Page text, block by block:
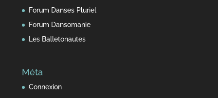
Forum Danses Pluriel
Forum Dansomanie
Les Balletonautes
Méta
Connexion